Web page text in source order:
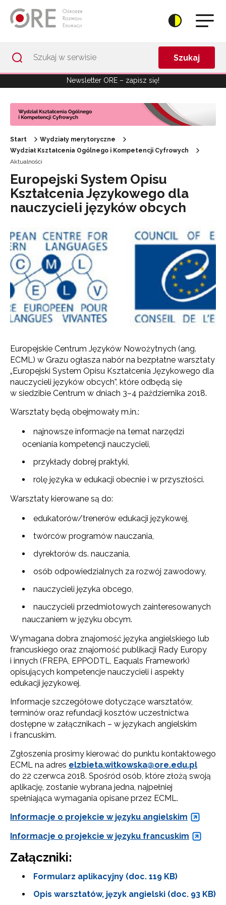
Szukaj
Newsletter ORE – zapisz się!
Start
Wydziały merytoryczne
Wydział Kształcenia Ogólnego i Kompetencji Cyfrowych
Aktualności
Europejski System Opisu
Kształcenia Językowego dla
nauczycieli języków obcych
Europejskie Centrum Języków Nowożytnych (ang.
ECML) w Grazu ogłasza nabór na bezpłatne warsztaty
„Europejski System Opisu Kształcenia Językowego dla
nauczycieli języków obcych”, które odbędą się
w siedzibie Centrum w dniach 3–4 października 2018.
Warsztaty będą obejmowały m.in.:
najnowsze informacje na temat narzędzi
oceniania kompetencji nauczycieli,
przykłady dobrej praktyki,
rolę języka w edukacji obecnie i w przyszłości.
Warsztaty kierowane są do:
edukatorów/trenerów edukacji językowej,
twórców programów nauczania,
dyrektorów ds. nauczania,
osób odpowiedzialnych za rozwój zawodowy,
nauczycieli języka obcego,
nauczycieli przedmiotowych zainteresowanych
nauczaniem w języku obcym.
Wymagana dobra znajomość języka angielskiego lub
francuskiego oraz znajomość publikacji Rady Europy
i innych (FREPA, EPPODTL, Eaquals Framework)
opisujących kompetencje nauczycieli i aspekty
edukacji językowej.
Informacje szczegółowe dotyczące warsztatów,
terminów oraz refundacji kosztów uczestnictwa
dostępne w załącznikach – w językach angielskim
i francuskim.
Zgłoszenia prosimy kierować do punktu kontaktowego
ECML na adres elzbieta.witkowska@ore.edu.pl
do 22 czerwca 2018. Spośród osób, które złożą swoją
aplikację, zostanie wybrana jedna, najpełniej
spełniająca wymagania opisane przez ECML.
Informacje o projekcie w języku angielskim
Informacje o projekcie w języku francuskim
Załączniki:
Formularz aplikacyjny (doc. 119 KB)
Opis warsztatów, język angielski (doc. 93 KB)